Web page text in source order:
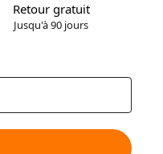
Retour gratuit
Jusqu'à 90 jours